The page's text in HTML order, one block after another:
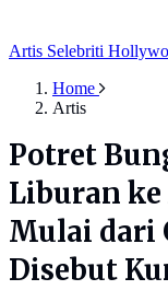
Artis Selebriti
Home
Artis
Potret
Liburan
Mulai dari
Disebut